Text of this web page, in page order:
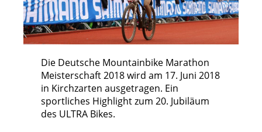
Die Deutsche Mountainbike Marathon
Meisterschaft 2018 wird am 17. Juni 2018
in Kirchzarten ausgetragen. Ein
sportliches Highlight zum 20. Jubiläum
des ULTRA Bikes.